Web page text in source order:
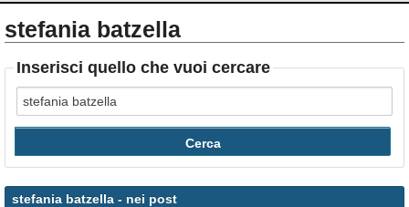
Politica
Eventi
Calendario
stefania batzella
Inserisci quello che vuoi cercare
stefania batzella - nei post